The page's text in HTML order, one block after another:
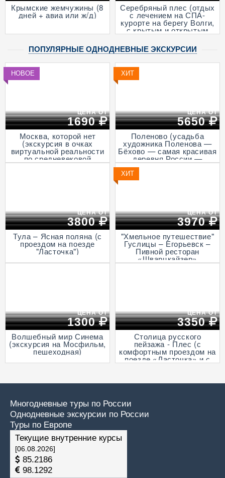
Крымские жемчужины (8
дней + авиа или ж/д)
Серебряный плес (отдых
с лечением на СПА-
курорте на берегу Волги,
с крытым и открытым
бассейнами и
анимационными
программами, 7 дней + ж/
д)
ПОПУЛЯРНЫЕ ОДНОДНЕВНЫЕ ЭКСКУРСИИ
НОВОЕ
ЦЕНА ОТ
1690
Москва, которой нет
(экскурсия в очках
виртуальной реальности
по средневековой
столице, пешеходная)
ХИТ
ЦЕНА ОТ
5650
Поленово (усадьба
художника Поленова —
Бёхово — самая красивая
деревня России —
Итальянская ротонда в
Подмоклово, с прогулкой
на теплоходе по Оке)
ЦЕНА ОТ
3800
Тула – Ясная поляна (с
проездом на поезде
"Ласточка")
ХИТ
ЦЕНА ОТ
3970
"Хмельное путешествие"
Гуслицы – Егорьевск –
Пивной ресторан
«Шварцкайзер»
ЦЕНА ОТ
1300
Волшебный мир Синема
(экскурсия на Мосфильм,
пешеходная)
ЦЕНА ОТ
3350
Столица русского
пейзажа - Плес (с
комфортным проездом на
поезде «Ласточка» и с
прогулкой на теплоходе
Многодневные туры по России
Однодневные экскурсии по России
Туры по Европе
Текущие внутренние курсы
[06.08.2026]
85.2186
98.1292